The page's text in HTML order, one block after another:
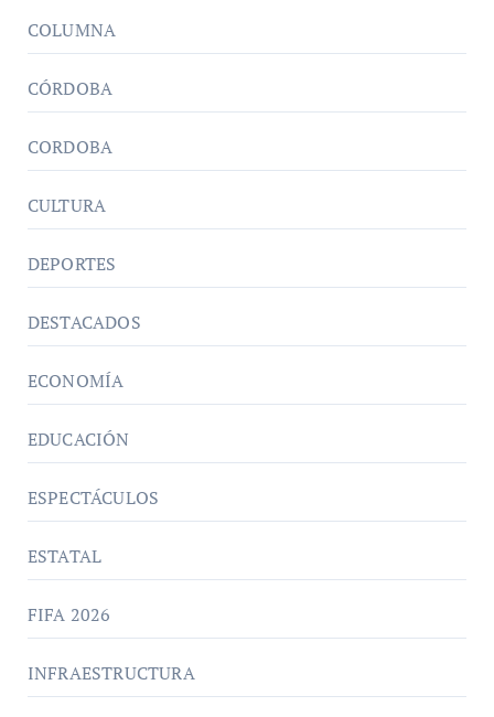
COLUMNA
CÓRDOBA
CORDOBA
CULTURA
DEPORTES
DESTACADOS
ECONOMÍA
EDUCACIÓN
ESPECTÁCULOS
ESTATAL
FIFA 2026
INFRAESTRUCTURA